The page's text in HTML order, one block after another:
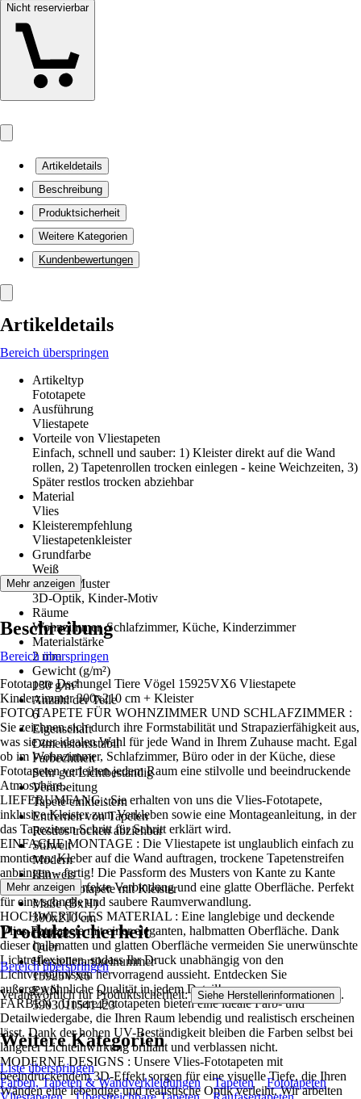
Nicht reservierbar
Artikeldetails
Beschreibung
Produktsicherheit
Weitere Kategorien
Kundenbewertungen
Artikeldetails
Bereich überspringen
Artikeltyp
Fototapete
Ausführung
Vliestapete
Vorteile von Vliestapeten
Einfach, schnell und sauber: 1) Kleister direkt auf die Wand
rollen, 2) Tapetenrollen trocken einlegen - keine Weichzeiten, 3)
Später restlos trocken abziehbar
Material
Vlies
Kleisterempfehlung
Vliestapetenkleister
Grundfarbe
Weiß
Dekor / Muster
3D-Optik, Kinder-Motiv
Räume
Wohnzimmer, Schlafzimmer, Küche, Kinderzimmer
Materialstärke
2 mm
Gewicht (g/m²)
130 g/m²
Anzahl der Teile
6
Eigenschaft
Dimensionsstabil
Farbechtheit
Sehr gut Lichtbeständig
Verarbeitung
Tapete einkleistern
Entfernen von Tapeten
Restlos trocken abziehbar
Stilwelt
Modern
Hinweis
Vlies Fototapete mit Kleister
Maße (BxH)
300x210 cm
Format
Quer
Herstellerartikelnummer
15925VX6
EAN
5903011541423
Mehr anzeigen
Beschreibung
Bereich überspringen
Fototapete Dschungel Tiere Vögel 15925VX6 Vliestapete
Kinderzimmer 300x210 cm + Kleister
FOTOTAPETE FÜR WOHNZIMMER UND SCHLAFZIMMER :
Sie zeichnen sich durch ihre Formstabilität und Strapazierfähigkeit aus,
was sie zur idealen Wahl für jede Wand in Ihrem Zuhause macht. Egal
ob im Wohnzimmer, Schlafzimmer, Büro oder in der Küche, diese
Fototapeten verleihen jedem Raum eine stilvolle und beeindruckende
Atmosphäre..
LIEFERUMFANG : Sie erhalten von uns die Vlies-Fototapete,
inklusive Kleister zum Verkleben sowie eine Montageanleitung, in der
das Tapezieren Schritt für Schritt erklärt wird.
EINFACHE MONTAGE : Die Vliestapete ist unglaublich einfach zu
montieren: Kleber auf die Wand auftragen, trockene Tapetenstreifen
anbringen – fertig! Die Passform des Musters von Kante zu Kante
sorgt für eine perfekte Verbindung und eine glatte Oberfläche. Perfekt
für eine schnelle und saubere Raumverwandlung.
HOCHWERTIGES MATERIAL : Eine langlebige und deckende
Vlies-Fototapete mit einer eleganten, halbmatten Oberfläche. Dank
dieser halbmatten und glatten Oberfläche vermeiden Sie unerwünschte
Lichtreflexionen, sodass Ihr Druck unabhängig von den
Lichtverhältnissen hervorragend aussieht. Entdecken Sie
außergewöhnliche Qualität in jedem Detail!
FARBEN : Unsere Fototapeten bieten eine ideale Farb- und
Detailwiedergabe, die Ihren Raum lebendig und realistisch erscheinen
lässt. Dank der hohen UV-Beständigkeit bleiben die Farben selbst bei
längerer Lichteinwirkung brillant und verblassen nicht.
MODERNE DESIGNS : Unsere Vlies-Fototapeten mit
beeindruckendem 3D-Effekt sorgen für eine visuelle Tiefe, die Ihren
Wänden eine lebendige und realistische Optik verleiht. Wir arbeiten
Mehr anzeigen
Produktsicherheit
Bereich überspringen
Verantwortlich für Produktsicherheit: Siehe Herstellerinformationen .
Weitere Kategorien
Liste überspringen
Farben, Tapeten & Wandverkleidungen
Tapeten
Fototapeten